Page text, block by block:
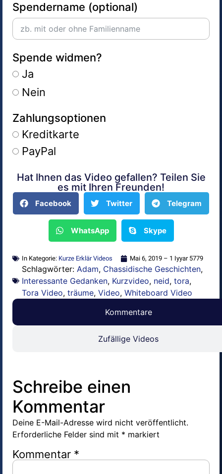
Spendername (optional)
Spende widmen?
Ja
Nein
Zahlungsoptionen
Kreditkarte
PayPal
Alternative:
Hat Ihnen das Video gefallen? Teilen Sie
es mit Ihren Freunden!
Facebook Twitter Telegram
WhatsApp Skype
In Kategorie: Kurze Erklär Videos Mai 6, 2019 – 1 Iyyar 5779
Schlagwörter: Adam, Chassidische Geschichten,
Interessante Gedanken, Kurzvideo, neid, tora,
Tora Video, träume, Video, Whiteboard Video
Kommentare
Zufällige Videos
Schreibe einen
Kommentar
Deine E-Mail-Adresse wird nicht veröffentlicht.
Erforderliche Felder sind mit * markiert
Kommentar *